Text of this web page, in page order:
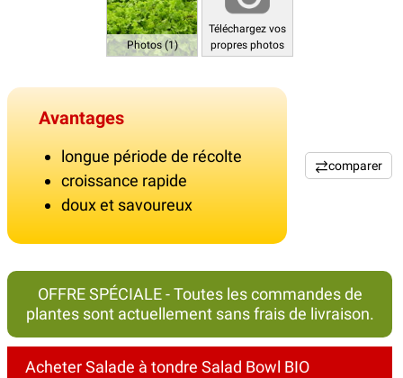
Photos (1)
Téléchargez vos
propres photos
Avantages
longue période de récolte
croissance rapide
doux et savoureux
comparer
OFFRE SPÉCIALE - Toutes les commandes de
plantes sont actuellement sans frais de livraison.
Acheter Salade à tondre Salad Bowl BIO